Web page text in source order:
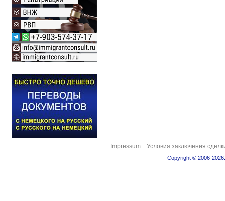
Impressum Условия заключения
Copyright © 2006-